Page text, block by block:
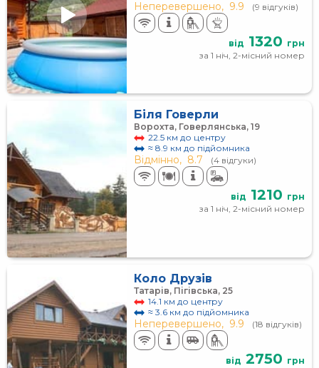
Неперевершено, 9.9 (9 відгуків)
від 1320 грн
за 1 ніч, 2-місний номер
Біля Говерли
Ворохта, Говерлянська, 19
22.5 км до центру
≈ 8.9 км до підйомника
Відмінно, 8.7 (4 відгуки)
від 1210 грн
за 1 ніч, 2-місний номер
Коло Друзів
Татарів, Пігівська, 25
14.1 км до центру
≈ 3.6 км до підйомника
Неперевершено, 9.9 (18 відгуків)
від 2750 грн